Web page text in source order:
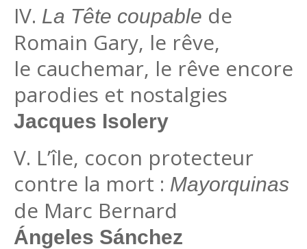
IV. La Tête coupable de
Romain Gary, le rêve,
le cauchemar, le rêve encore
parodies et nostalgies
Jacques Isolery
V. L’île, cocon protecteur
contre la mort : Mayorquinas
de Marc Bernard
Ángeles Sánchez